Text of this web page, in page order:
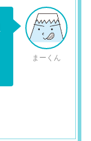
まーくん